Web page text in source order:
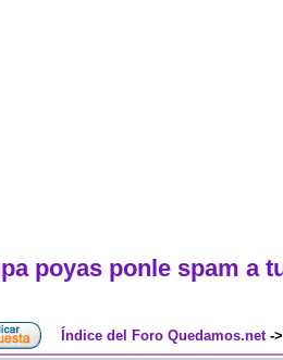
poyas ponle spam a
Índice del Foro Quedamos.net-